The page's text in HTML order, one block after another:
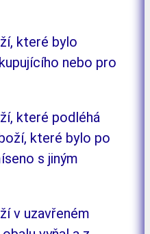
které bylo
nebo pro
které podléhá
které bylo po
s jiným
v uzavřeném